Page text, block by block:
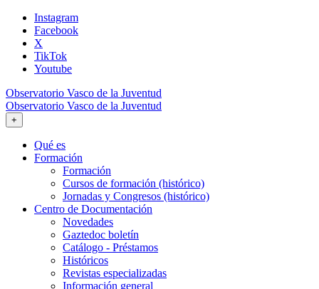
Instagram
Facebook
X
TikTok
Youtube
Observatorio Vasco de la Juventud
Observatorio Vasco de la Juventud
+
Qué es
Formación
Formación
Cursos de formación (histórico)
Jornadas y Congresos (histórico)
Centro de Documentación
Novedades
Gaztedoc boletín
Catálogo - Préstamos
Históricos
Revistas especializadas
Información general